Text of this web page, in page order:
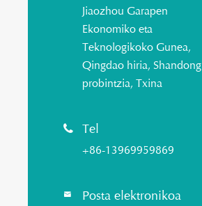
Jiaozhou Garapen
Ekonomiko eta
Teknologikoko Gunea,
Qingdao hiria, Shandong
probintzia, Txina
 Tel
+86-13969959869
 Posta elektronikoa